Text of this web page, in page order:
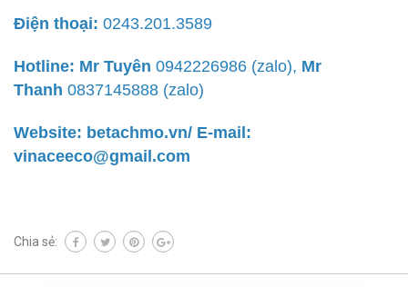
Điện thoại: 0243.201.3589
Hotline: Mr Tuyên 0942226986 (zalo), Mr
Thanh 0837145888 (zalo)
Website: betachmo.vn/ E-mail:
vinaceeco@gmail.com
Chia sẻ: